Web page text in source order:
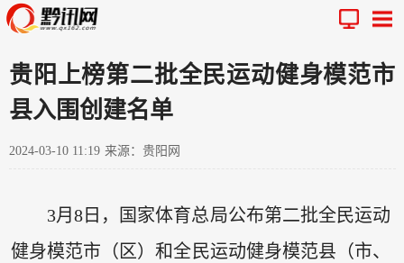
贵阳上榜第二批全民运动健身模范市
县入围创建名单
2024-03-10 11:19 来源：贵阳网
3月8日，国家体育总局公布第二批全民运动
健身模范市（区）和全民运动健身模范县（市、